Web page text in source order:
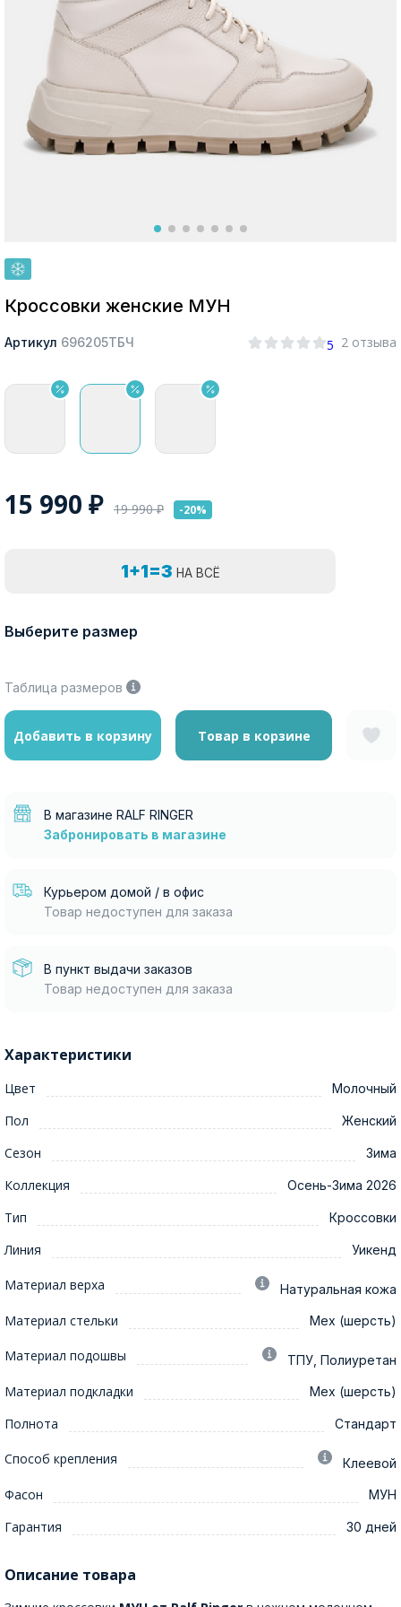
Москва
Покупателям
Кроссовки женские МУН
Артикул 696205ТБЧ 5 2 отзыва
15 990 ₽ 19 990₽ -20%
1+1=3 НА ВСЁ
Выберите размер
Таблица размеров
Добавить в корзину Товар в корзине
В магазине RALF RINGER
Забронировать в магазине
Курьером домой / в офис
Товар недоступен для заказа
В пункт выдачи заказов
Товар недоступен для заказа
Характеристики
Цвет Молочный
Пол Женский
Сезон Зима
Коллекция Осень-Зима 2026
Тип Кроссовки
Линия Уикенд
Материал верха Натуральная кожа
Материал стельки Мех (шерсть)
Материал подошвы ТПУ, Полиуретан
Материал подкладки Мех (шерсть)
Полнота Стандарт
Способ крепления Клеевой
Фасон МУН
Гарантия 30 дней
Описание товара